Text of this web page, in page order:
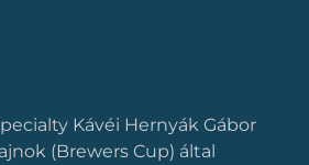
Kávéi Hernyák Gábor
(Brewers Cup) által